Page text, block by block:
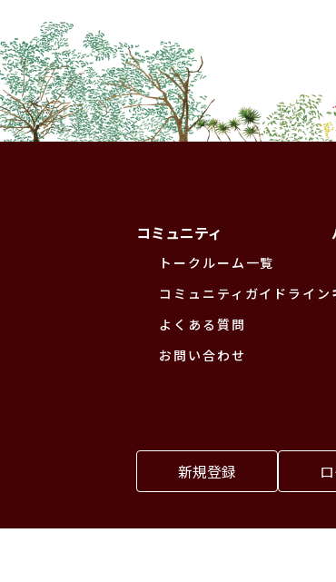
コミュニティ
トークルーム一覧
コミュニティガイドライン
よくある質問
お問い合わせ
新規登録